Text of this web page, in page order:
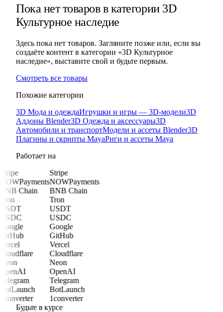
Пока нет товаров в категории 3D
Культурное наследие
Здесь пока нет товаров. Загляните позже или, если вы
создаёте контент в категории «3D Культурное
наследие», выставите свой и будьте первым.
Смотреть все товары
Похожие категории
3D Мода и одеждаИгрушки и игры — 3D-модели3D
Аддоны Blender3D Одежда и аксессуары3D
Автомобили и транспортМодели и ассеты Blender3D
Плагины и скрипты MayaРиги и ассеты Maya
Работает на
Stripe
NOWPayments
BNB Chain
Tron
USDT
USDC
Google
GitHub
Vercel
Cloudflare
Neon
OpenAI
Telegram
BotLaunch
1converter
Stripe
NOWPayments
BNB Chain
Tron
USDT
USDC
Google
GitHub
Vercel
Cloudflare
Neon
OpenAI
Telegram
BotLaunch
1converter
Будьте в курсе